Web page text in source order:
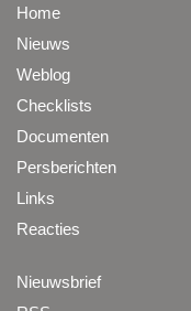
Home
Nieuws
Weblog
Checklists
Documenten
Persberichten
Links
Reacties
Nieuwsbrief